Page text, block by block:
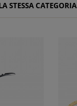
STESSA